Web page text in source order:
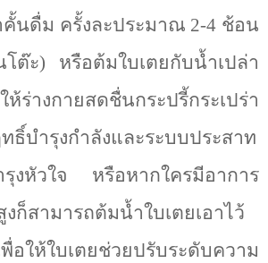
นดื่ม ครั้งละประมาณ 2-4 ช้อน
ต๊ะ) หรือต้มใบเตยกับน้ำเปล่า
ร่างกายสดชื่นกระปรี้กระเปร่า
ทธิ์บำรุงกำลังและระบบประสาท
งหัวใจ หรือหากใครมีอาการ
ก็สามารถต้มน้ำใบเตยเอาไว้
ให้ใบเตยช่วยปรับระดับความ